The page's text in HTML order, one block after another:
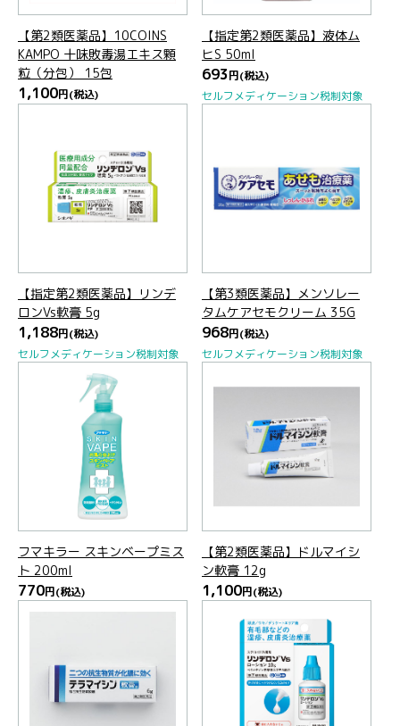
【第2類医薬品】10COINS
KAMPO 十味敗毒湯エキス顆
粒（分包） 15包
1,100円(税込)
【指定第2類医薬品】液体ム
ヒS 50ml
693円(税込)
セルフメディケーション税制対象
【指定第2類医薬品】リンデ
ロンVs軟膏 5g
1,188円(税込)
セルフメディケーション税制対象
【第3類医薬品】メンソレー
タムケアセモクリーム 35G
968円(税込)
セルフメディケーション税制対象
フマキラー スキンベープミス
ト 200ml
770円(税込)
【第2類医薬品】ドルマイシ
ン軟膏 12g
1,100円(税込)